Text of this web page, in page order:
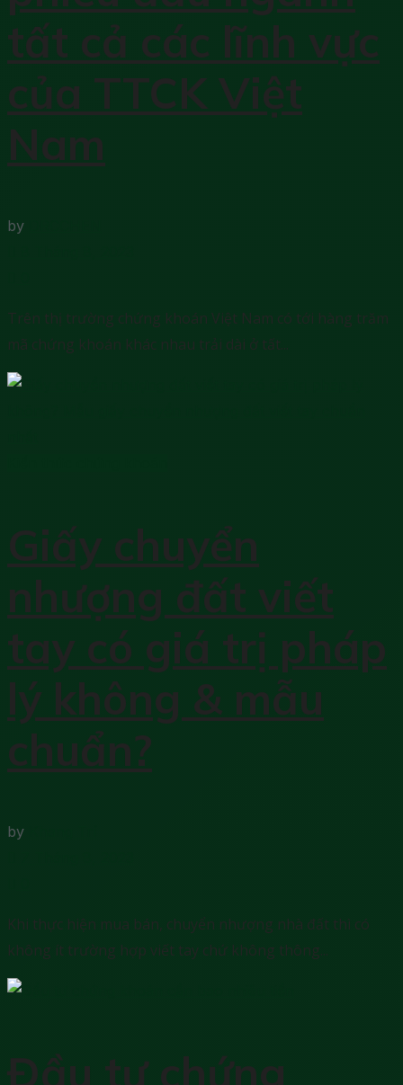
tất cả các lĩnh vực
của TTCK Việt
Nam
by
Trên thị trường chứng khoán Việt Nam có tới hàng trăm
mã chứng khoán khác nhau trải dài ở tất...
Giấy chuyển
nhượng đất viết
tay có giá trị pháp
lý không & mẫu
chuẩn?
by
Khi thực hiện mua bán, chuyển nhượng nhà đất thì có
không ít trường hợp viết tay chứ không thông...
Đầu tư chứng